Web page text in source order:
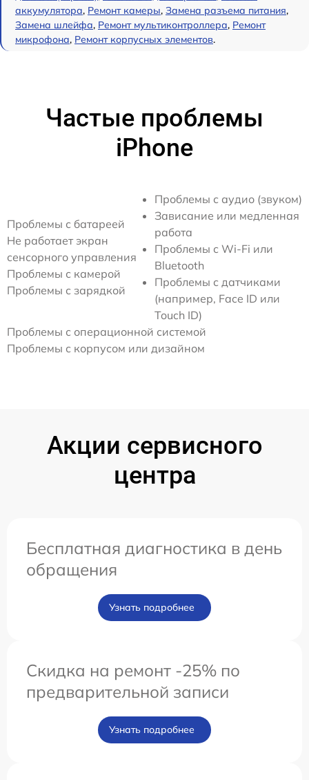
аккумулятора, Ремонт камеры, Замена разъема питания,
Замена шлейфа, Ремонт мультиконтроллера, Ремонт
микрофона, Ремонт корпусных элементов.
Частые проблемы
iPhone
Проблемы с батареей
Не работает экран
сенсорного управления
Проблемы с камерой
Проблемы с зарядкой
Проблемы с аудио (звуком)
Зависание или медленная
работа
Проблемы с Wi-Fi или
Bluetooth
Проблемы с датчиками
(например, Face ID или
Touch ID)
Проблемы с операционной системой
Проблемы с корпусом или дизайном
Акции сервисного
центра
Бесплатная диагностика в день
обращения
Узнать подробнее
Скидка на ремонт -25% по
предварительной записи
Узнать подробнее